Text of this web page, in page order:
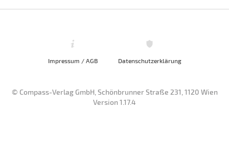
Impressum / AGB Datenschutzerklärung
© Compass-Verlag GmbH, Schönbrunner Straße 231, 1120 Wien
Version 1.17.4